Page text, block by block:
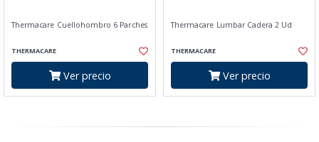
Thermacare Cuellohombro 6 Parches
THERMACARE
Ver precio
Thermacare Lumbar Cadera 2 Ud
THERMACARE
Ver precio